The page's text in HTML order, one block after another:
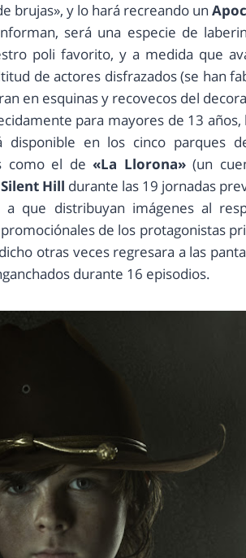
brujas», y lo hará recreando un
será una especie de
poli favorito, y a medida que
de actores disfrazados (se han
en esquinas y recovecos del
para mayores de 13
disponible en los cinco parques
como el de«La Llorona»(un
Hill durante las 19 jornadas
a que distribuyan imágenes al
de los protagonistas
otras veces regresara a las
durante 16 episodios.